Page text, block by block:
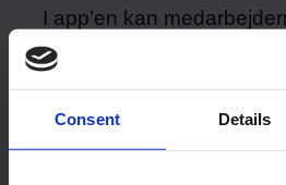
Consent Details
I app’en kan
tildelte opgaver. Der er
pågældende feriebolig og
måtte følge med
kommunikere med